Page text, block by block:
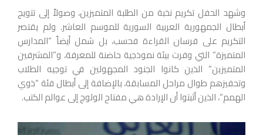
وشهد الحفل تكريم نخبة من الطلبة المتميزين، وصولاً إلى تتويج
أبطال الجمهورية العربية السورية للموسم العاشر. ولم يقتصر
التكريم على فرسان القراءة فحسب، بل شمل أيضاً “المدارس
المتميزة” التي وفرت بيئة نموذجية حاضنة للمعرفة، و”المشرفين
المتميزين” الذين كانوا الجنود المجهولين في توجيه الطلاب
وتحفيزهم طوال مراحل المسابقة، بالإضافة إلى أبطال فئة “ذوي
الهمم”، الذين أثبتوا أن الإرادة هي مفتاح الولوج إلى عوالم الكتب.